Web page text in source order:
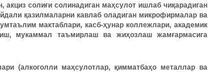
солиғи солинадиган маҳсулот ишлаб чиқарадиган
қазилмаларни кавлаб оладиган микрофирмалар ва
мактаблари, касб-ҳунар коллежлари, академик
мукаммал таъмирлаш ва жиҳозлаш жамғармасига
(алкоголли маҳсулотлар, қимматбаҳо металлар ва